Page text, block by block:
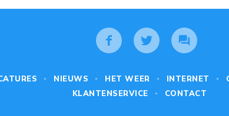
NIEUWS HET WEER INTERNET
KLANTENSERVICE
CONTACT